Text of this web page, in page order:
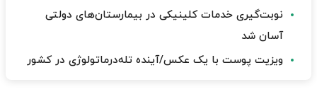
نوبت‌گیری خدمات کلینیکی در بیمارستان‌های دولتی
آسان شد
ویزیت پوست با یک عکس/آینده تله‌درماتولوژی در کشور